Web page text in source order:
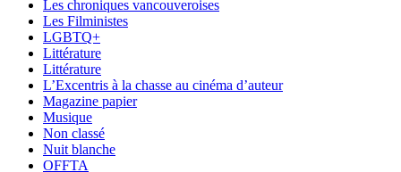
Les chroniques vancouveroises
Les Filministes
LGBTQ+
Littérature
Littérature
L’Excentris à la chasse au cinéma d’auteur
Magazine papier
Musique
Non classé
Nuit blanche
OFFTA